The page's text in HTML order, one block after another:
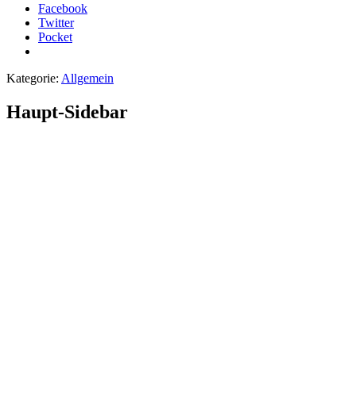
Facebook
Twitter
Pocket
Kategorie: Allgemein
Haupt-Sidebar